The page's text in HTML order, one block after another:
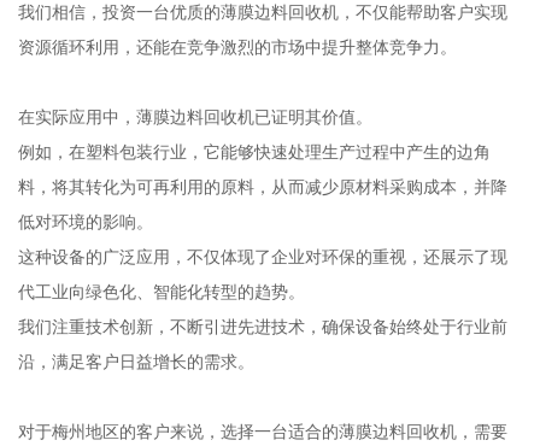
我们相信，投资一台优质的薄膜边料回收机，不仅能帮助客户实现
资源循环利用，还能在竞争激烈的市场中提升整体竞争力。
在实际应用中，薄膜边料回收机已证明其价值。
例如，在塑料包装行业，它能够快速处理生产过程中产生的边角
料，将其转化为可再利用的原料，从而减少原材料采购成本，并降
低对环境的影响。
这种设备的广泛应用，不仅体现了企业对环保的重视，还展示了现
代工业向绿色化、智能化转型的趋势。
我们注重技术创新，不断引进先进技术，确保设备始终处于行业前
沿，满足客户日益增长的需求。
对于梅州地区的客户来说，选择一台适合的薄膜边料回收机，需要